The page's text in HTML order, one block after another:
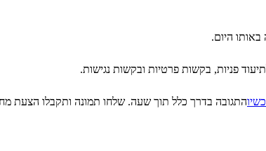
באותו היום.
פניות, בקשות פרטיות ובקשות נגישות.
התגובה בדרך כלל תוך שעה. שלחו תמונה ותקבלו הצעת